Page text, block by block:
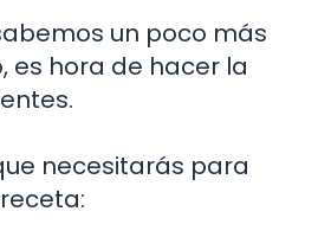
un poco más
es hora de hacer la
necesitarás para